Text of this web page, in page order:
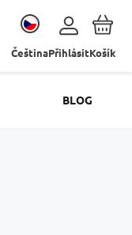
ČeštinaPřihlásitKošík
BLOG